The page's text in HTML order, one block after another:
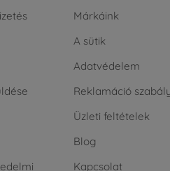
Márkáink
A sütik
Adatvédelem
Reklamáció
Üzleti feltételek
Blog
Kapcsolat